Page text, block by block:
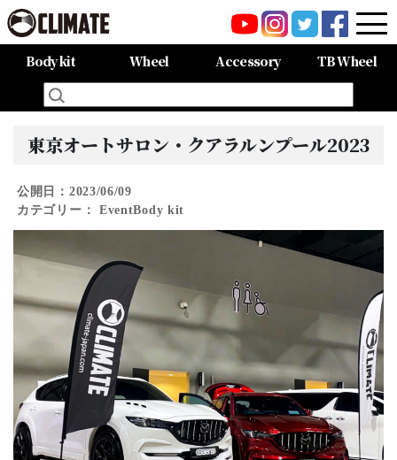
Body kit
All Items
80HARRIER-Balena-
MAZDA CX-8 -Balena-
MAZDA CX-5 -Balena-
LAND CRUISER 150PRADO
LAND CRUISER 200
60HARRIER(Late Term)
60HARRIER(First Term)
50PRIUS
LEXUS NX300 F-SPORT
LEXUS LX570
Wheel
All Items
CARGO PRO/カーゴプロ
GAISEN/凱旋
HOUOH/鳳凰
DEVGRU
ALIA LM-r
ALIA M-5
ALIA S-5
SWATT
BurjAL【Forged】
TEJAS【Forged】
Accessory TB Wheel
東京オートサロン・クアラルンプール2023
公開日：2023/06/09
カテゴリー：
EventBody kit